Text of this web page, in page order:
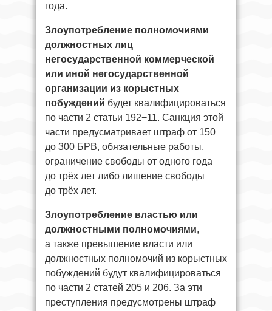
года.
Злоупотребление полномочиями
должностных лиц
негосударственной коммерческой
или иной негосударственной
организации из корыстных
побуждений будет квалифицироваться
по части 2 статьи 192−11. Санкция этой
части предусматривает штраф от 150
до 300 БРВ, обязательные работы,
ограничение свободы от одного года
до трёх лет либо лишение свободы
до трёх лет.
Злоупотребление властью или
должностными полномочиями,
а также превышение власти или
должностных полномочий из корыстных
побуждений будут квалифицироваться
по части 2 статей 205 и 206. За эти
преступления предусмотрены штраф